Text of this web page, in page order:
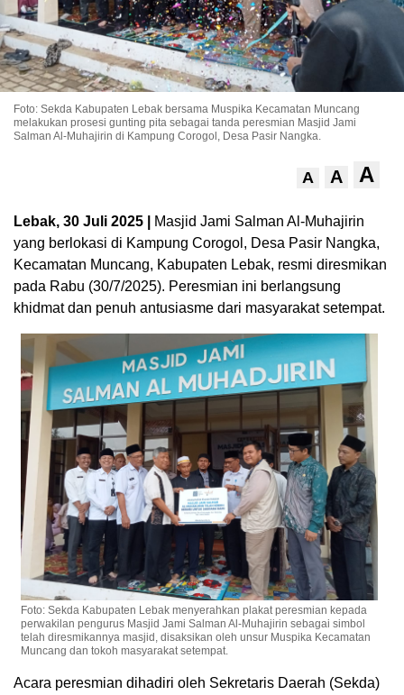
Foto: Sekda Kabupaten Lebak bersama Muspika Kecamatan Muncang
melakukan prosesi gunting pita sebagai tanda peresmian Masjid Jami
Salman Al-Muhajirin di Kampung Corogol, Desa Pasir Nangka.
A A A
Lebak, 30 Juli 2025 |
Masjid Jami Salman Al-Muhajirin
yang berlokasi di Kampung Corogol, Desa Pasir Nangka,
Kecamatan Muncang, Kabupaten Lebak, resmi diresmikan
pada Rabu (30/7/2025). Peresmian ini berlangsung
khidmat dan penuh antusiasme dari masyarakat setempat.
Foto: Sekda Kabupaten Lebak menyerahkan plakat peresmian kepada
perwakilan pengurus Masjid Jami Salman Al-Muhajirin sebagai simbol
telah diresmikannya masjid, disaksikan oleh unsur Muspika Kecamatan
Muncang dan tokoh masyarakat setempat.
Acara peresmian dihadiri oleh Sekretaris Daerah (Sekda)